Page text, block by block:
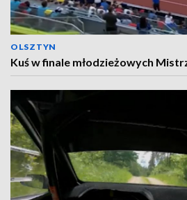
OLSZTYN
Kuś w finale młodzieżowych